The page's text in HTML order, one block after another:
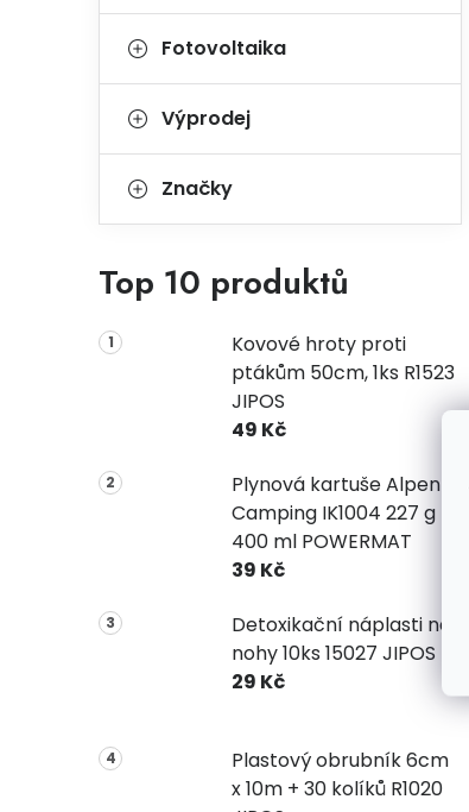
Fotovoltaika
Výprodej
Značky
Top 10 produktů
Kovové hroty proti
ptákům 50cm, 1ks R1523
JIPOS
49 Kč
Plynová kartuše Alpen
Camping IK1004 227 g
400 ml POWERMAT
39 Kč
Detoxikační náplasti na
nohy 10ks 15027 JIPOS
29 Kč
Plastový obrubník 6cm
x 10m + 30 kolíků R1020